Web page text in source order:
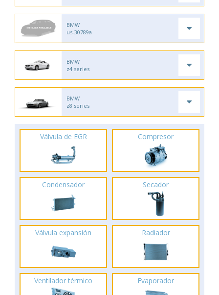
BMW
us-30789a
BMW
z4 series
BMW
z8 series
Válvula de EGR Compresor
Condensador Secador
Válvula expansión Radiador
Ventilador térmico Evaporador